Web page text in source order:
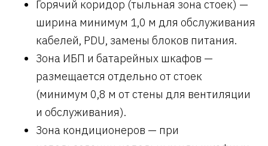
Горячий коридор (тыльная зона стоек) —
ширина минимум 1,0 м для обслуживания
кабелей, PDU, замены блоков питания.
Зона ИБП и батарейных шкафов —
размещается отдельно от стоек
(минимум 0,8 м от стены для вентиляции
и обслуживания).
Зона кондиционеров — при